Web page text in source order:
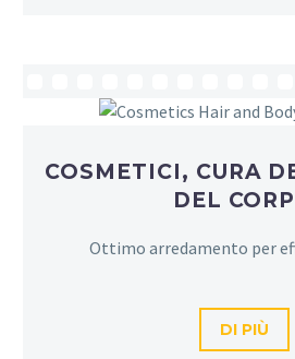
COSMETICI, CURA
DEL
Ottimo arredamento per
DI PIÙ